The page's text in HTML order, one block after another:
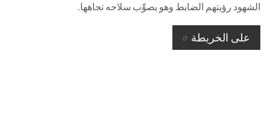
الشهود رؤيتهم الضابط وهو يصوِّب سلاحه تجاهها.
على الخريطة